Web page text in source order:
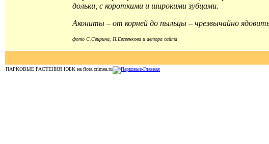
дольки, с короткими и широкими зубцами.
Акониты – от корней до пыльцы – чрезвычайно
фото С.Свирина, П.Евсеенкова и автора сайта
ПАРКОВЫЕ РАСТЕНИЯ ЮБК на flora.crimea.ru